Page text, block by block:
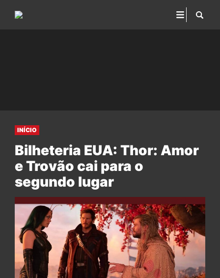
INÍCIO
Bilheteria EUA: Thor: Amor
e Trovão cai para o
segundo lugar